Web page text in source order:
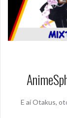
E aí Otakus,